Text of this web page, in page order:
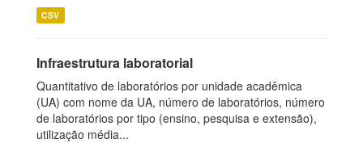
CSV
Infraestrutura laboratorial
Quantitativo de laboratórios por unidade acadêmica
(UA) com nome da UA, número de laboratórios, número
de laboratórios por tipo (ensino, pesquisa e extensão),
utilização média...